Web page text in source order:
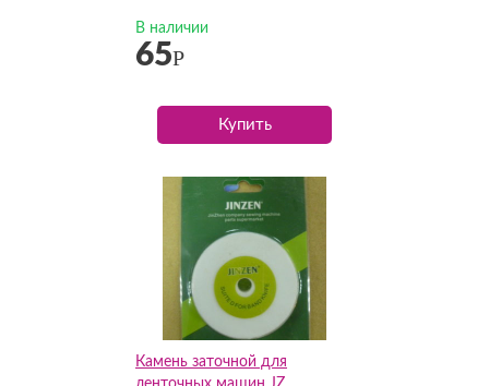
В наличии
65Р
Купить
Камень заточной для